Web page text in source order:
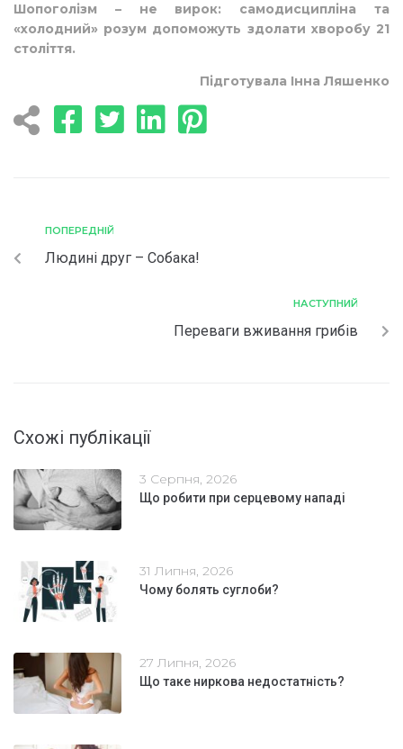
Шопоголізм – не вирок: самодисципліна та
«холодний» розум допоможуть здолати хворобу 21
століття.
Підготувала Інна Ляшенко
ПОПЕРЕДНІЙ
Людині друг – Собака!
НАСТУПНИЙ
Переваги вживання грибів
Схожі публікації
3 Серпня, 2026
Що робити при серцевому нападі
31 Липня, 2026
Чому болять суглоби?
27 Липня, 2026
Що таке ниркова недостатність?